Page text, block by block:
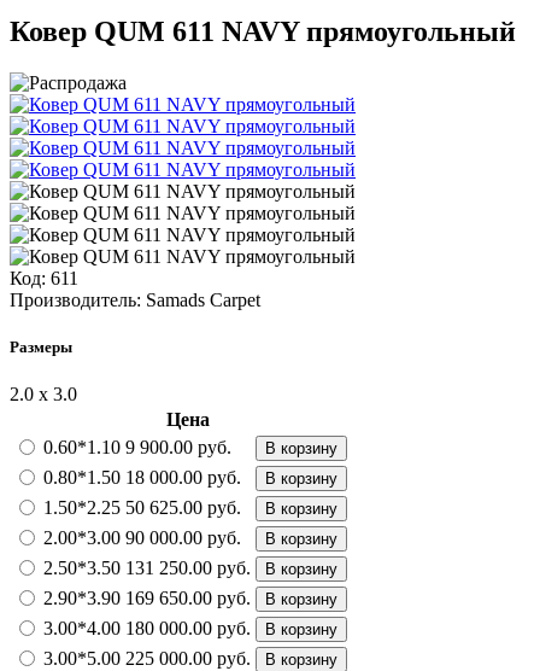
Ковер QUM 611 NAVY прямоугольный
Код: 611
Производитель: Samads Carpet
Размеры
2.0 х 3.0
Цена
0.60*1.10 9 900.00 руб. В корзину
0.80*1.50 18 000.00 руб. В корзину
1.50*2.25 50 625.00 руб. В корзину
2.00*3.00 90 000.00 руб. В корзину
2.50*3.50 131 250.00 руб. В корзину
2.90*3.90 169 650.00 руб. В корзину
3.00*4.00 180 000.00 руб. В корзину
3.00*5.00 225 000.00 руб. В корзину